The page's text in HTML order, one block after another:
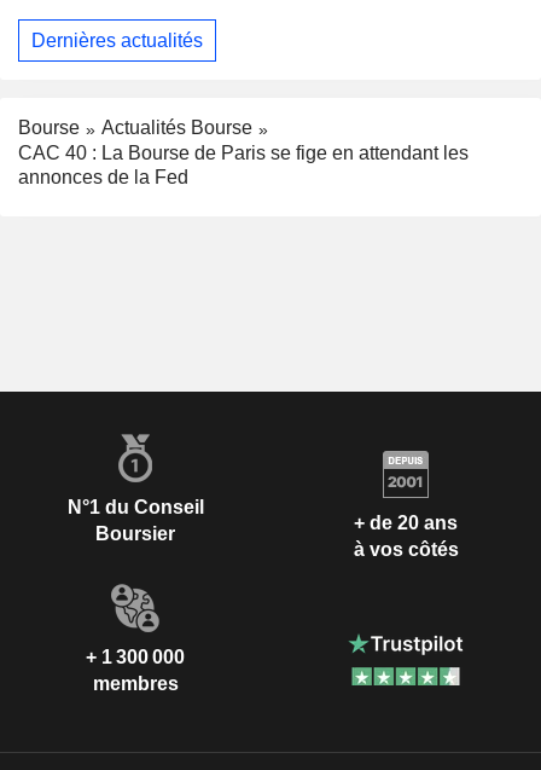
Dernières actualités
Bourse
Actualités Bourse
CAC 40 : La Bourse de Paris se fige en attendant les
annonces de la Fed
N°1 du Conseil
Boursier
+ de 20 ans
à vos côtés
+ 1 300 000
membres